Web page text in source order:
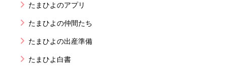
たまひよのアプリ
たまひよの仲間たち
たまひよの出産準備
たまひよ白書